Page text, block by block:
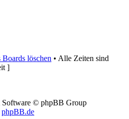
löschen • Alle Zeiten sind
]
© phpBB Group
phpBB.de